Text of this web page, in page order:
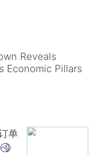
Reveals
Economic Pillars
单